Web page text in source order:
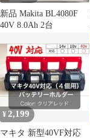
新品 Makita BL4080F
40V 8.0Ah 2台
¥ 2,199
マキタ 新型40VF対応